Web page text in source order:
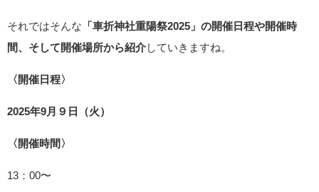
それではそんな 「車折神社重陽祭2025」の開催日程や開催時
間、そして開催場所から紹介 していきますね。
〈開催日程〉
2025年9月９日（火）
〈開催時間〉
13：00〜